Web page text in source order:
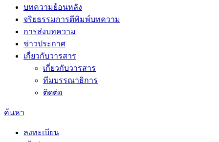
บทความย้อนหลัง
จริยธรรมการตีพิมพ์บทความ
การส่งบทความ
ข่าวประกาศ
เกี่ยวกับวารสาร
เกี่ยวกับวารสาร
ทีมบรรณาธิการ
ติดต่อ
ค้นหา
ลงทะเบียน